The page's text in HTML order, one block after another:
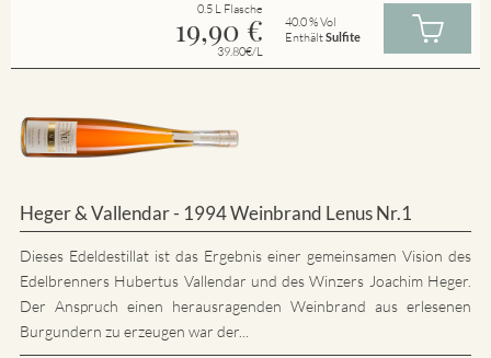
0.5 L Flasche
19,90 €
39.80€/L
40.0 % Vol
EnthältSulfite
Heger & Vallendar - 1994 Weinbrand Lenus Nr.1
Dieses Edeldestillat ist das Ergebnis einer gemeinsamen Vision des
Edelbrenners Hubertus Vallendar und des Winzers Joachim Heger.
Der Anspruch einen herausragenden Weinbrand aus erlesenen
Burgundern zu erzeugen war der...